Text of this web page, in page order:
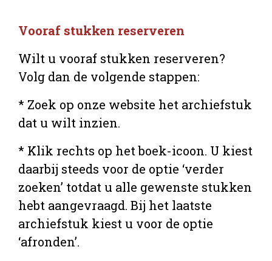
Vooraf stukken reserveren
Wilt u vooraf stukken reserveren?
Volg dan de volgende stappen:
* Zoek op onze website het archiefstuk
dat u wilt inzien.
* Klik rechts op het boek-icoon. U kiest
daarbij steeds voor de optie ‘verder
zoeken’ totdat u alle gewenste stukken
hebt aangevraagd. Bij het laatste
archiefstuk kiest u voor de optie
‘afronden’.